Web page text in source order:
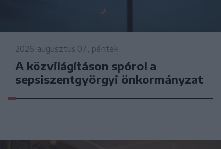
2026. augusztus 07., péntek
A közvilágításon spórol a
sepsiszentgyörgyi önkormányzat